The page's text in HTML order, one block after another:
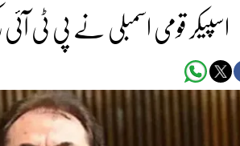
اسپیکر قومی اسمبلی نے پی ٹی